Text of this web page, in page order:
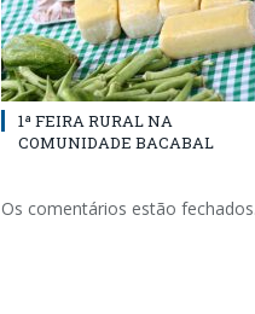
1ª FEIRA RURAL NA
COMUNIDADE BACABAL
Os comentários estão fechados.